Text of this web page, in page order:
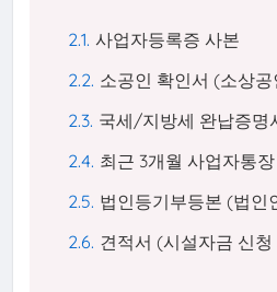
사업자등록증 사본
소공인 확인서 (소상
국세/지방세 완납증명
최근 3개월 사업자통
법인등기부등본 (법인
견적서 (시설자금 신청